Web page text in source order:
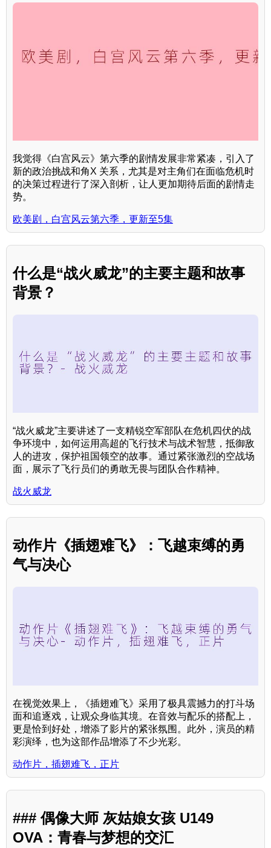
我觉得《白宫风云》第六季的剧情发展非常紧凑，引入了
新的政治挑战和角X 关系，尤其是对主角们在面临危机时
的决策过程进行了深入剖析，让人更加期待后面的剧情走
势。
欧美剧，白宫风云第六季，更新至5集
什么是“战火威龙”的主要主题和故事
背景？
“战火威龙”主要讲述了一支精锐空军部队在危机四伏的战
争环境中，如何运用高超的飞行技术与战术智慧，抵御敌
人的进攻，保护祖国领空的故事。通过紧张激烈的空战场
面，展示了飞行员们的勇敢无畏与团队合作精神。
战火威龙
动作片《插翅难飞》：飞越束缚的勇
气与决心
在视觉效果上，《插翅难飞》采用了极具震撼力的打斗场
面和追逐戏，让观众身临其境。在音效与配乐的搭配上，
更是恰到好处，增添了影片的紧张氛围。此外，演员的精
彩演绎，也为这部作品增添了不少光彩。
动作片，插翅难飞，正片
### 偶像大师 灰姑娘女孩 U149
OVA：青春与梦想的交汇